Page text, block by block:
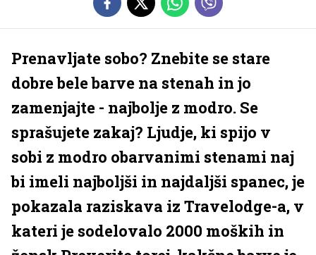
Prenavljate sobo? Znebite se stare
dobre bele barve na stenah in jo
zamenjajte - najbolje z modro. Se
sprašujete zakaj? Ljudje, ki spijo v
sobi z modro obarvanimi stenami naj
bi imeli najboljši in najdaljši spanec, je
pokazala raziskava iz Travelodge-a, v
kateri je sodelovalo 2000 moških in